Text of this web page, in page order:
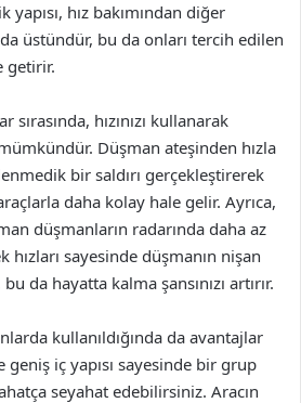
yapısı, hız bakımından diğer
üstündür, bu da onları tercih edilen
getirir.
sırasında, hızınızı kullanarak
Düşman ateşinden hızla
bir saldırı gerçekleştirerek
daha kolay hale gelir. Ayrıca,
düşmanların radarında daha az
sayesinde düşmanın nişan
da hayatta kalma şansınızı artırır.
kullanıldığında da avantajlar
geniş iç yapısı sayesinde bir grup
seyahat edebilirsiniz. Aracın